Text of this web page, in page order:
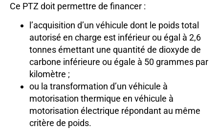
Ce PTZ doit permettre de financer :
l’acquisition d’un véhicule dont le poids total
autorisé en charge est inférieur ou égal à 2,6
tonnes émettant une quantité de dioxyde de
carbone inférieure ou égale à 50 grammes par
kilomètre ;
ou la transformation d’un véhicule à
motorisation thermique en véhicule à
motorisation électrique répondant au même
critère de poids.